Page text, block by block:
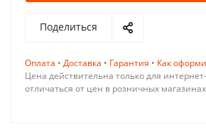
Поделиться
Оплата • Доставка • Гарантия • Как
Цена действительна только для
отличаться от цен в розничных магазинах